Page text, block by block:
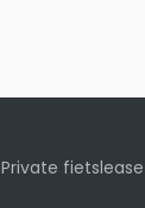
Private fietslease